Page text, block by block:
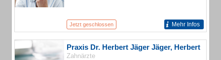
Jetzt geschlossen Mehr Infos
Praxis Dr. Herbert Jäger Jäger, Herbert
Zahnärzte